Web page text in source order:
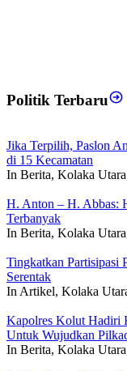
Politik Terbaru
Jika Terpilih, Paslon
di 15 Kecamatan
In Berita, Kolaka
H. Anton – H. Abbas:
Terbanyak
In Berita, Kolaka
Tingkatkan
Serentak
In Artikel, Kolaka
Kapolres Kolut Hadiri
Untuk Wujudkan
In Berita, Kolaka